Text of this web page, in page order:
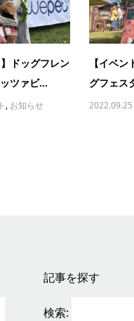
ドッグフレン
ツァビ...
, お知らせ
【イベ
グフェス
2022.09.25
記事を探す
検索: